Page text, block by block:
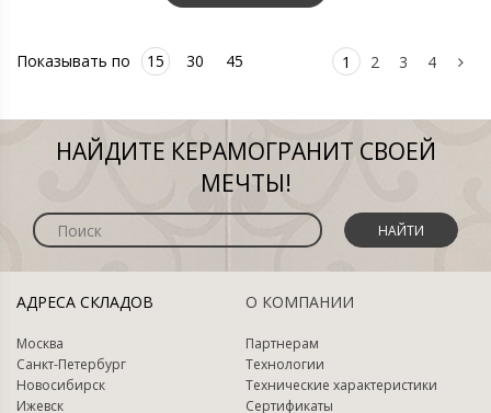
Показывать по 15 30 45 1 2 3 4
НАЙДИТЕ КЕРАМОГРАНИТ СВОЕЙ
МЕЧТЫ!
НАЙТИ
АДРЕСА СКЛАДОВ
Москва
Санкт-Петербург
Новосибирск
Ижевск
О КОМПАНИИ
Партнерам
Технологии
Технические характеристики
Сертификаты